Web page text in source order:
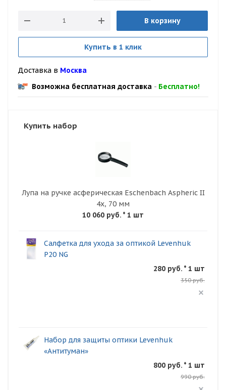
В корзину
Купить в 1 клик
Доставка в Москва
Возможна бесплатная доставка - Бесплатно!
Купить набор
Лупа на ручке асферическая Eschenbach Aspheric II
4x, 70 мм
10 060 руб. * 1 шт
Салфетка для ухода за оптикой Levenhuk
P20 NG
280 руб. * 1 шт
350 руб.
Набор для защиты оптики Levenhuk
«Антитуман»
800 руб. * 1 шт
990 руб.